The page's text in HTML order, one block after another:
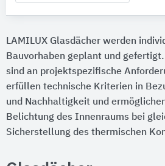
LAMILUX Glasdächer werden
Bauvorhaben geplant und
sind an projektspezifische
erfüllen technische Kriterien in
und Nachhaltigkeit und
Belichtung des Innenraums bei
Sicherstellung des thermischen